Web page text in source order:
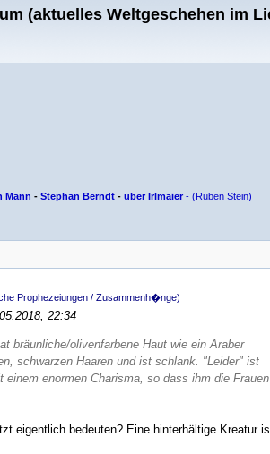
(aktuelles Weltgeschehen im
Mann - Stephan Berndt - über Irlmaier - (Ruben Stein)
Prophezeiungen / Zusammenh�nge)
22:34
bräunliche/olivenfarbene Haut wie ein Araber
schwarzen Haaren und ist schlank. "Leider" ist
einem enormen Charisma, so dass ihm die
eigentlich bedeuten? Eine hinterhältige Kreatur